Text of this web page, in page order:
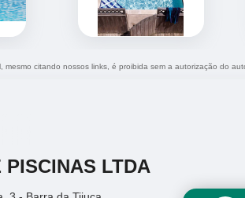
citando nossos links, é proibida sem a autorização do
PISCINAS LTDA